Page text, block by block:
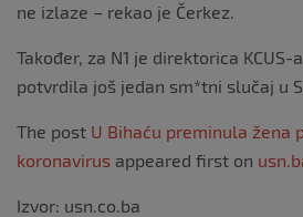
ne izlaze – rekao je Čerkez.
Također, za N1 je direktorica
potvrdila još jedan sm*tni slučaj u
The post U Bihaću preminula žena
koronavirus appeared first on
Izvor: usn.co.ba